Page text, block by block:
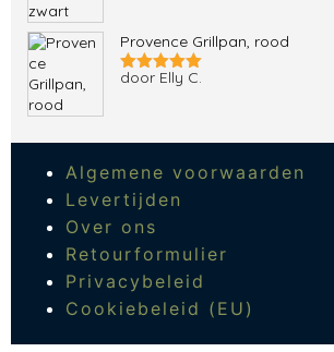
Provence Grillpan, rood
Gewaardeerd
door Elly C.
Algemene voorwaarden
Levertijden
Over ons
Retourformulier
Privacybeleid
Cookiebeleid (EU)